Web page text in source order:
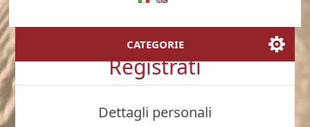
CATEGORIE
Registrati
Dettagli personali